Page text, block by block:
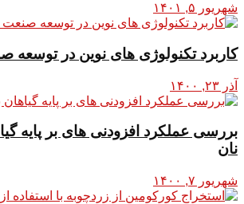
شهریور ۵, ۱۴۰۱
کاربرد تکنولوژی های نوین در توسعه
آذر ۲۳, ۱۴۰۰
بررسی عملکرد افزودنی های بر پایه
نان
شهریور ۷, ۱۴۰۰